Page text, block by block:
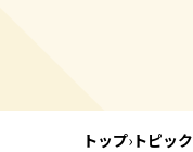
トップ› トピック